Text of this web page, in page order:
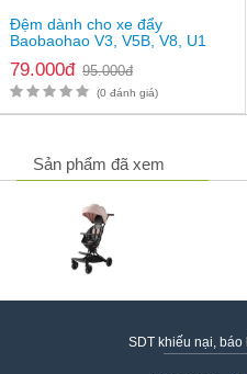
Xe đẩy 2 chiều gấp gọn
Đệm dành cho xe đẩy
Baobaohao V3, V5B, V8, U1
79.000đ 95.000đ
(0 đánh giá)
Sản phẩm đã xem
SDT khiếu nại, báo